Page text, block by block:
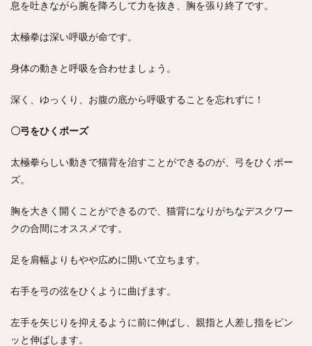
息を吐きながら腕を降ろして力を抜き、胸を張り終了です。
太極拳は深い呼吸が命です。
身体の動きと呼吸を合わせましょう。
深く、ゆっくり、お腹の底から呼吸することを忘れずに！
〇弓をひくポーズ
太極拳らしい動きで猫背を治すことができるのが、弓をひくポー
ズ。
胸を大きく開くことができるので、猫背になりがちなデスクワー
クの合間にオススメです。
足を肩幅よりもやや広めに開いて立ちます。
右手を弓の弦をひくように曲げます。
左手を矢じりを抑えるように前に伸ばし、親指と人差し指をピン
ッと伸ばします。